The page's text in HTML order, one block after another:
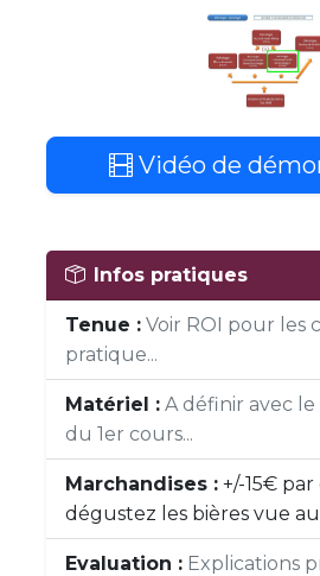
Vidéo de
Infos pratiques
Tenue : Voir ROI pour les
pratique...
Matériel : A définir avec
du 1er cours...
Marchandises : +/-15€
dégustez les bières vue
Evaluation : Explications